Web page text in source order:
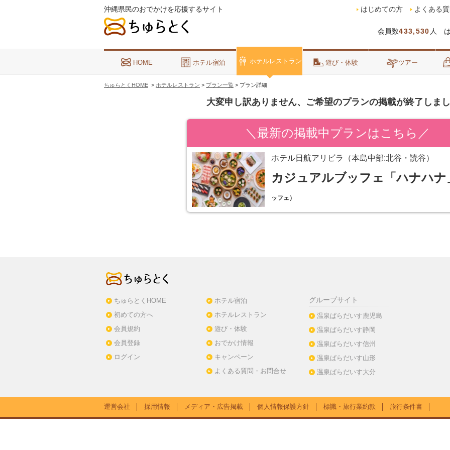
沖縄県民のおでかけを応援するサイト
会員数433,530 人 は
はじめての方 よくある
HOME ホテル宿泊 ホテルレストラン 遊び・体験 ツアー
ちゅらとくHOME > ホテルレストラン > プラン一覧 > プラン詳細
大変申し訳ありません、ご希望のプランの掲載が終了しまし
＼最新の掲載中プランはこちら／
ホテル日航アリビラ（本島中部:北谷・読谷）
カジュアルブッフェ「ハナハナ
ッフェ）
ちゅらとくHOME
初めての方へ
会員規約
会員登録
ログイン
ホテル宿泊
ホテルレストラン
遊び・体験
おでかけ情報
キャンペーン
よくある質問・お問合せ
グループサイト
温泉ぱらだいす鹿児島
温泉ぱらだいす静岡
温泉ぱらだいす信州
温泉ぱらだいす山形
温泉ぱらだいす大分
運営会社 採用情報 メディア・広告掲載 個人情報保護方針 標識・旅行業約款 旅行条件書